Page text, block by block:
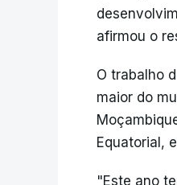
afirmou o
O trabalho
maior do
Equatorial,
"Este ano